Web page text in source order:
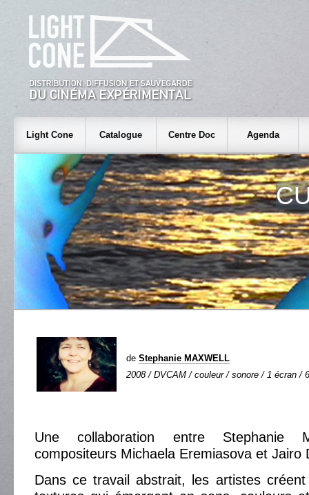
Light Cone Catalogue Centre Doc Agenda
de Stephanie MAXWELL
2008 / DVCAM / couleur / sonore / 1 écran /
Une collaboration entre Stephanie
compositeurs Michaela Eremiasova et Jairo
Dans ce travail abstrait, les artistes